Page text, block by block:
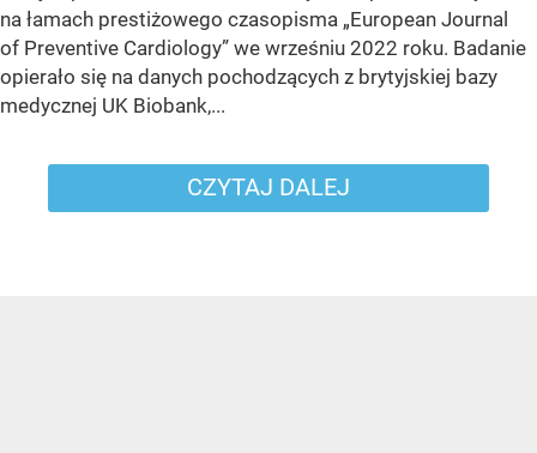
na łamach prestiżowego czasopisma „European Journal
of Preventive Cardiology” we wrześniu 2022 roku. Badanie
opierało się na danych pochodzących z brytyjskiej bazy
medycznej UK Biobank,...
CZYTAJ DALEJ